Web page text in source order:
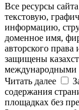
Все ресурсы
текстовую,
информацию,
доменное имя,
авторского права
защищены
международными
Читать далее
содержания
площадках без